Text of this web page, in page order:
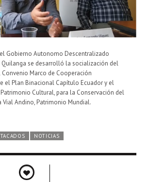
Gobierno Autonomo Descentralizado
se desarrolló la socialización del
Marco de Cooperación
el Plan Binacional Capítulo Ecuador y el
Cultural, para la Conservación del
Vial Andino, Patrimonio Mundial.
NOTICIAS